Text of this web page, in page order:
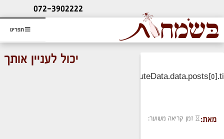
תפריט
ליעוץ חינם
והזמנת כרטיס שמחות
072-3902222
מאת: זמן קריאה משוער:
יכול לעניין אותך